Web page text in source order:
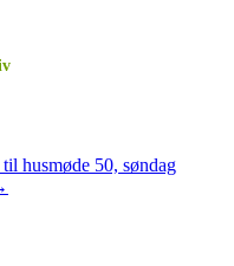
husmøde 50, søndag